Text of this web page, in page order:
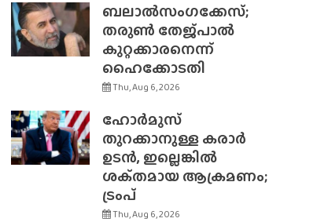
ബലാൽസംഗക്കേസ്;
തരുൺ തേജ്‌പാൽ
കുറ്റക്കാരനെന്ന്
ഹൈക്കോടതി
Thu, Aug 6, 2026
ഹോർമുസ്
തുറക്കാനുള്ള കരാർ
ഉടൻ, ഇല്ലെങ്കിൽ
ശക്‌തമായ ആക്രമണം;
ട്രംപ്
Thu, Aug 6, 2026